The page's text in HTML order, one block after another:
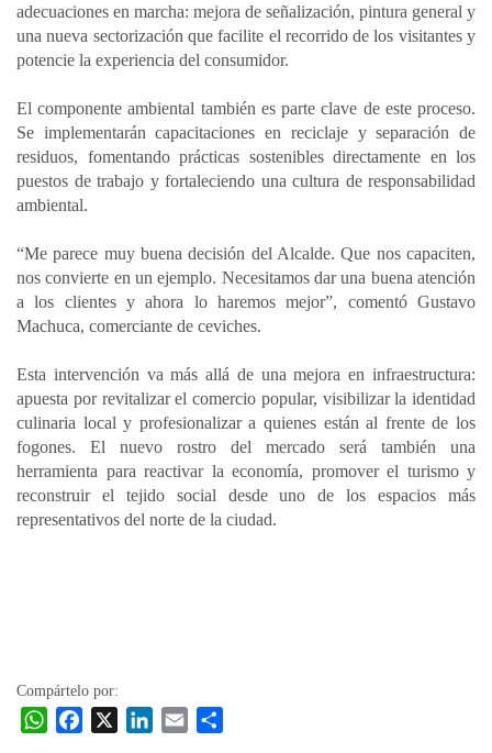
adecuaciones en marcha: mejora de señalización, pintura general y
una nueva sectorización que facilite el recorrido de los visitantes y
potencie la experiencia del consumidor.
El componente ambiental también es parte clave de este proceso.
Se implementarán capacitaciones en reciclaje y separación de
residuos, fomentando prácticas sostenibles directamente en los
puestos de trabajo y fortaleciendo una cultura de responsabilidad
ambiental.
“Me parece muy buena decisión del Alcalde. Que nos capaciten,
nos convierte en un ejemplo. Necesitamos dar una buena atención
a los clientes y ahora lo haremos mejor”, comentó Gustavo
Machuca, comerciante de ceviches.
Esta intervención va más allá de una mejora en infraestructura:
apuesta por revitalizar el comercio popular, visibilizar la identidad
culinaria local y profesionalizar a quienes están al frente de los
fogones. El nuevo rostro del mercado será también una
herramienta para reactivar la economía, promover el turismo y
reconstruir el tejido social desde uno de los espacios más
representativos del norte de la ciudad.
Compártelo por:
W